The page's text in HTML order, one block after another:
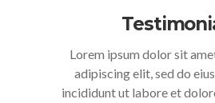
Lorem ipsum dolor sit
adipiscing elit, sed do
incididunt ut labore et